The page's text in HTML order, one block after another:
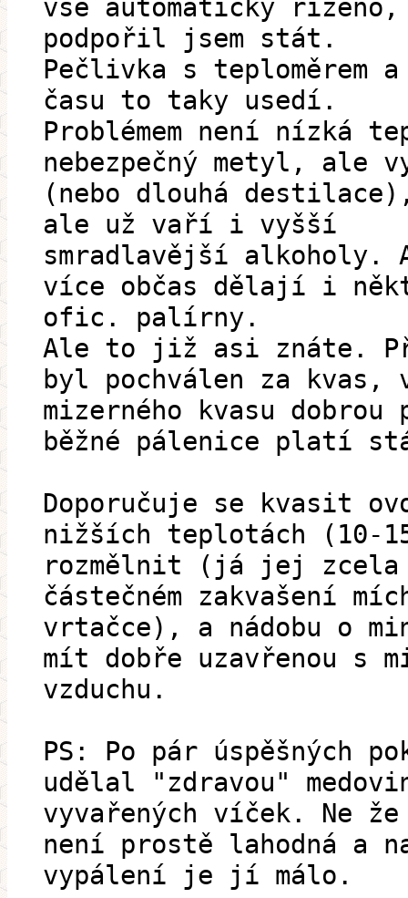
vše automaticky řízeno,
podpořil jsem stát.
Pečlivka s teploměrem
času to taky usedí.
Problémem není nízká
nebezpečný metyl, ale
(nebo dlouhá
ale už vaří i vyšší
smradlavější alkoholy.
více občas dělají i
ofic. palírny.
Ale to již asi znáte.
byl pochválen za kvas,
mizerného kvasu
běžné pálenice platí
Doporučuje se kvasit
nižších teplotách (10-
rozmělnit (já jej zcela
částečném zakvašení
vrtačce), a nádobu o
mít dobře uzavřenou s
vzduchu.
PS: Po pár úspěšných
udělal "zdravou"
vyvařených víček. Ne
není prostě lahodná a
vypálení je jí málo.